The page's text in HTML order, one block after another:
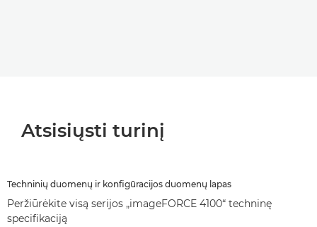
Atsisiųsti turinį
Techninių duomenų ir konfigūracijos duomenų lapas
Peržiūrėkite visą serijos „imageFORCE 4100“ techninę
specifikaciją